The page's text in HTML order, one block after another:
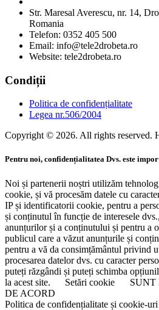
Str. Maresal Averescu, nr. 14,
Romania
Telefon: 0352 405 500
Email: info@tele2drobeta.ro
Website: tele2drobeta.ro
Condiții
Politica de confidențialitate
Legea nr.506/2004
Copyright © 2026. All rights reserved.
Pentru noi, confidențialitatea Dvs. este
Noi și partenerii noștri utilizăm
cookie, și vă procesăm datele cu
IP și identificatorii cookie, pentru a
și conținutul în funcție de interesele
anunțurilor și a conținutului și pentru a
publicul care a văzut anunțurile și
pentru a vă da consimțământul privind
procesarea datelor dvs. cu caracter
puteți răzgândi și puteți schimba
la acest site.
Setări cookie SUNT
DE ACORD
Politica de confidențialitate și cookie-uri